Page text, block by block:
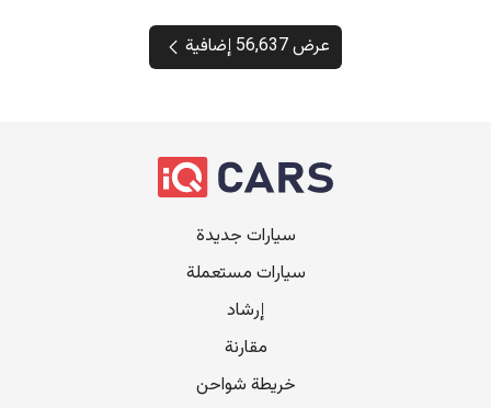
عرض 56,637 إضافية
سيارات جديدة
سيارات مستعملة
إرشاد
مقارنة
خريطة شواحن